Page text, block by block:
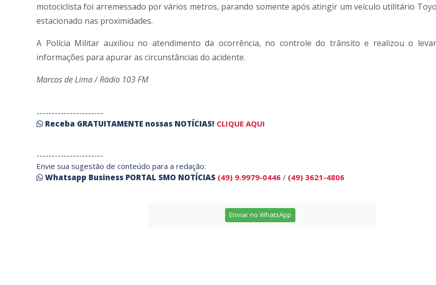
motociclista foi arremessado por vários metros, parando somente após atingir um veículo utilitário
estacionado nas proximidades.
A Polícia Militar auxiliou no atendimento da ocorrência, no controle do trânsito e realizou o
informações para apurar as circunstâncias do acidente.
Marcos de Lima / Rádio 103 FM
----------------------
Receba GRATUITAMENTE nossas NOTÍCIAS! CLIQUE AQUI
----------------------
Envie sua sugestão de conteúdo para a redação:
Whatsapp Business PORTAL SMO NOTÍCIAS (49) 9.9979-0446 / (49) 3621-4806
Enviar no WhatsApp